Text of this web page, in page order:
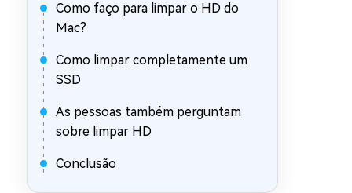
Como faço para limpar o HD do
Mac?
Como limpar completamente um
SSD
As pessoas também perguntam
sobre limpar HD
Conclusão